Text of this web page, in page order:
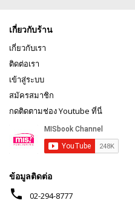
เกี่ยวกับร้าน
เกี่ยวกับเรา
ติดต่อเรา
เข้าสู่ระบบ
สมัครสมาชิก
กดติดตามช่อง Youtube ที่นี่
ข้อมูลติดต่อ
phone 02-294-8777